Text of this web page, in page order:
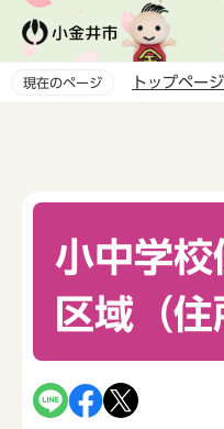
ペ
現在のページ トップページ
小中学校
区域（住